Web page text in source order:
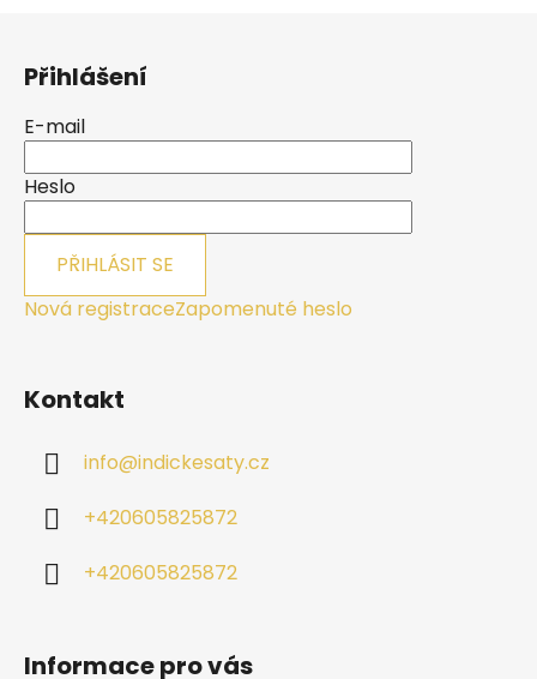
Přihlášení
E-mail
Heslo
PŘIHLÁSIT SE
Nová registraceZapomenuté heslo
Kontakt
info@indickesaty.cz
+420605825872
+420605825872
Informace pro vás